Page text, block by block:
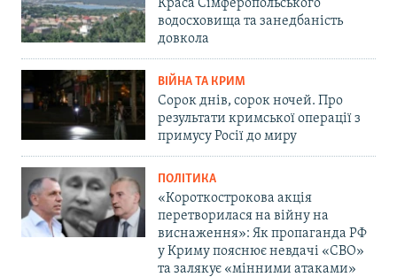
Краса Сімферопольського
водосховища та занедбаність
довкола
ВІЙНА ТА КРИМ
Сорок днів, сорок ночей. Про
результати кримської операції з
примусу Росії до миру
ПОЛІТИКА
«Короткострокова акція
перетворилася на війну на
виснаження»: Як пропаганда РФ
у Криму пояснює невдачі «СВО»
та залякує «мінними атаками»